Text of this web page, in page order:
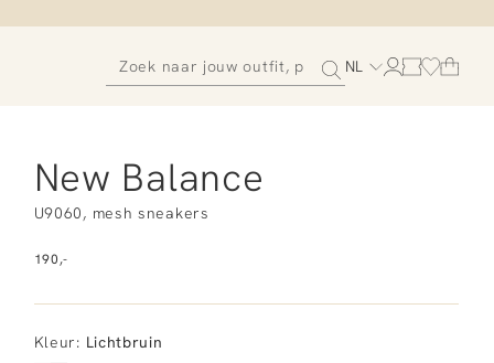
NL
New Balance
U9060, mesh sneakers
190,-
Kleur: Lichtbruin